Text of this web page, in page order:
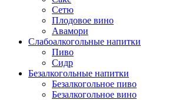
Сетю
Плодовое вино
Авамори
Слабоалкогольные напитки
Пиво
Сидр
Безалкогольные напитки
Безалкогольное пиво
Безалкогольное вино